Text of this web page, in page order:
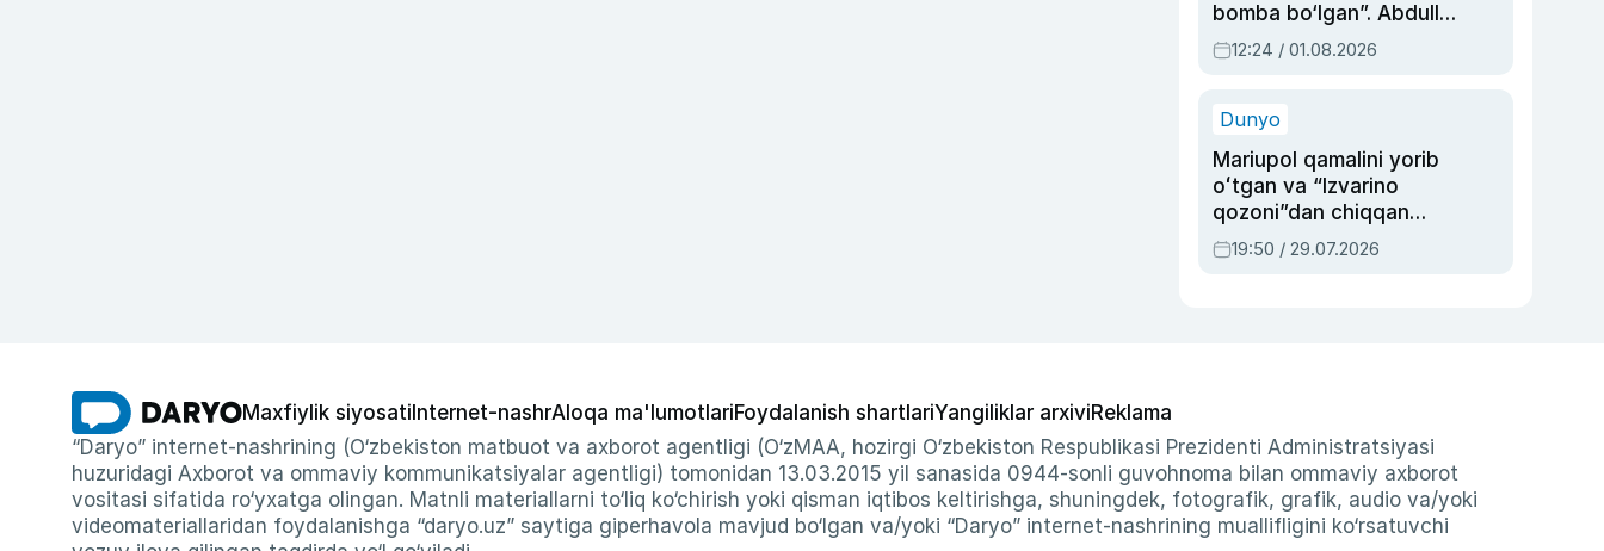
bomba bo‘lgan”. Abdulla
Oripovni siyosiy
ayblovlardan asrab
12:24 / 01.08.2026
Dunyo
Mariupol qamalini yorib
oʻtgan va “Izvarino
qozoni”dan chiqqan
qahramon — Ukraina
armiyasi bosh
19:50 / 29.07.2026
Maxfiylik siyosati Internet-nashrAloqa ma'lumotlariFoydalanish shartlariYangiliklar arxiviReklama
“Daryo” internet-nashrining (O‘zbekiston matbuot va axborot agentligi (O‘zMAA, hozirgi O‘zbekiston Respublikasi Prezidenti Administratsiyasi
huzuridagi Axborot va ommaviy kommunikatsiyalar agentligi) tomonidan 13.03.2015 yil sanasida 0944-sonli guvohnoma bilan ommaviy axborot
vositasi sifatida ro‘yxatga olingan. Matnli materiallarni to‘liq ko‘chirish yoki qisman iqtibos keltirishga, shuningdek, fotografik, grafik, audio va/yoki
videomateriallaridan foydalanishga “daryo.uz” saytiga giperhavola mavjud bo‘lgan va/yoki “Daryo” internet-nashrining muallifligini ko‘rsatuvchi